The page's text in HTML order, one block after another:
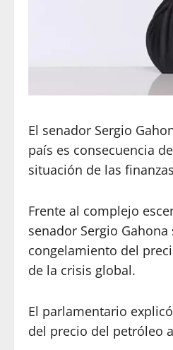
El senador Sergio
país es consecuencia
situación de las
Frente al complejo
senador Sergio
congelamiento del
de la crisis global.
El parlamentario
del precio del petróleo